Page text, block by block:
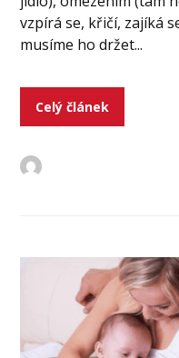
vzpírá se, křičí, zajíká
musíme ho držet...
Celý článek